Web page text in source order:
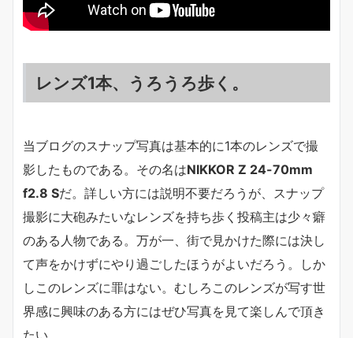
レンズ1本、うろうろ歩く。
当ブログのスナップ写真は基本的に1本のレンズで撮
影したものである。その名はNIKKOR Z 24-70mm
f2.8 Sだ。詳しい方には説明不要だろうが、スナップ
撮影に大砲みたいなレンズを持ち歩く投稿主は少々癖
のある人物である。万が一、街で見かけた際には決し
て声をかけずにやり過ごしたほうがよいだろう。しか
しこのレンズに罪はない。むしろこのレンズが写す世
界感に興味のある方にはぜひ写真を見て楽しんで頂き
たい。